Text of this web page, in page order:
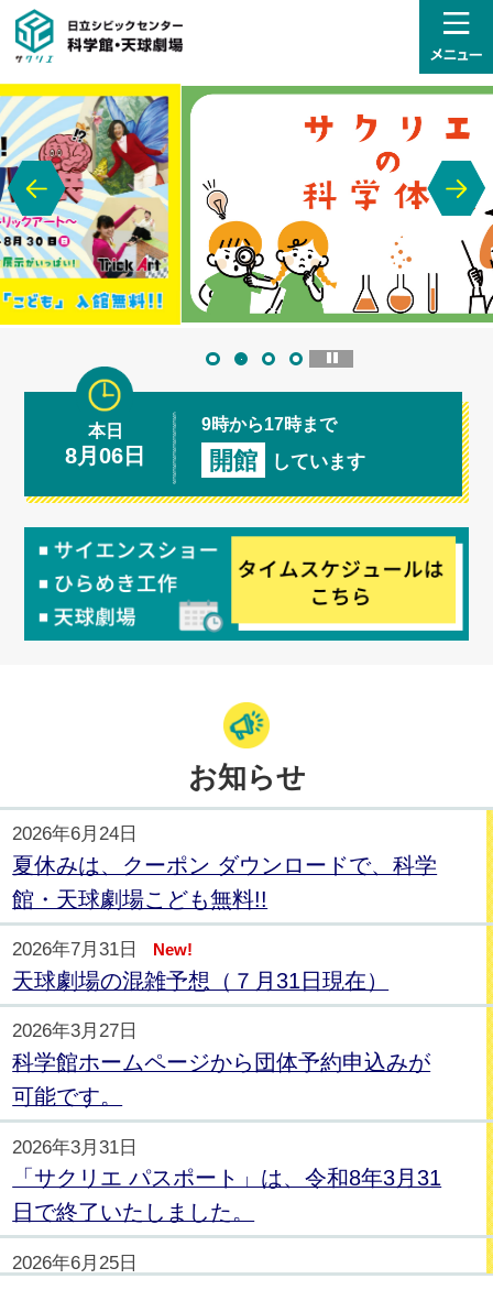
日立シビックセンター科学館
本日
8月06日
9時から17時まで
開館 しています
お知らせ
2026年6月24日
夏休みは、クーポン ダウンロードで、科学
館・天球劇場こども無料!!
2026年7月31日 New!
天球劇場の混雑予想（７月31日現在）
2026年3月27日
科学館ホームページから団体予約申込みが
可能です。
2026年3月31日
「サクリエ パスポート」は、令和8年3月31
日で終了いたしました。
2026年6月25日